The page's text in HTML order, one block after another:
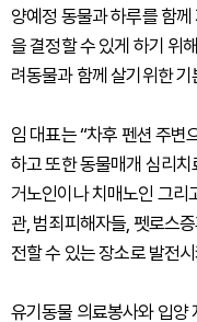
양예정 동물과 하루를 함
을 결정할 수 있게 하기 위
려동물과 함께 살기위한
임 대표는 “차후 펜션 주변
하고 또한 동물매개 심리
거노인이나 치매노인 그리
관, 범죄피해자들, 펫로스
전할 수 있는 장소로 발전
유기동물 의료봉사와 입양